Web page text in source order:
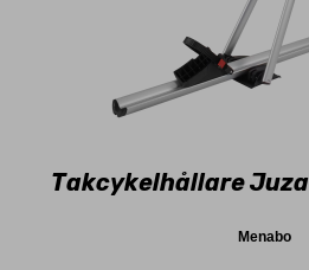
Takcykelhållare Juza
Menabo